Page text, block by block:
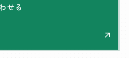
せる